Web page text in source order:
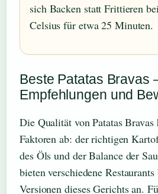
sich Backen statt Frittieren
Celsius für etwa 25 Minuten.
Beste Patatas Bravas
Empfehlungen und
Die Qualität von Patatas
Faktoren ab: der richtigen
des Öls und der Balance der
bieten verschiedene
Versionen dieses Gerichts an.